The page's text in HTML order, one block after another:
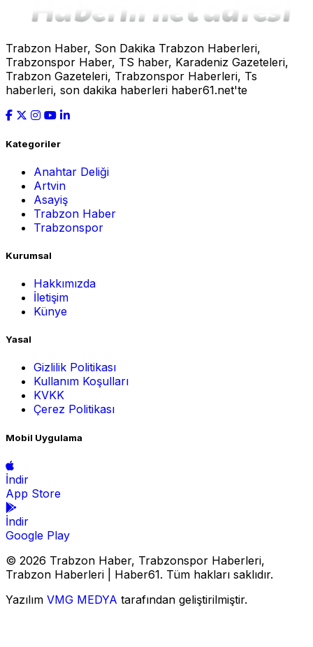
Trabzon Haber, Son Dakika Trabzon Haberleri,
Trabzonspor Haber, TS haber, Karadeniz Gazeteleri,
Trabzon Gazeteleri, Trabzonspor Haberleri, Ts
haberleri, son dakika haberleri haber61.net'te
Kategoriler
Anahtar Deliği
Artvin
Asayiş
Trabzon Haber
Trabzonspor
Kurumsal
Hakkımızda
İletişim
Künye
Yasal
Gizlilik Politikası
Kullanım Koşulları
KVKK
Çerez Politikası
Mobil Uygulama
İndir
App Store
İndir
Google Play
© 2026 Trabzon Haber, Trabzonspor Haberleri,
Trabzon Haberleri | Haber61. Tüm hakları saklıdır.
Yazılım VMG MEDYA tarafından geliştirilmiştir.